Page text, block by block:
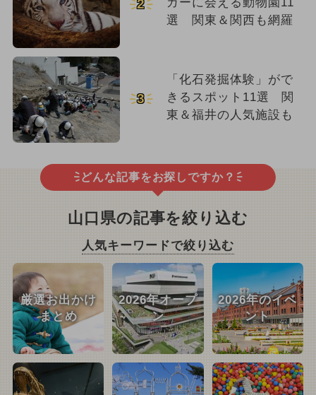
2
選 関東＆関西も網羅
3
「化石発掘体験」がで
きるスポット11選 関
東＆福井の人気施設も
どんな記事をお探しですか？
山口県の記事を絞り込む
人気キーワードで絞り込む
厳選お出かけ
まとめ
2026年オープ
ン
2026年のイベ
ント